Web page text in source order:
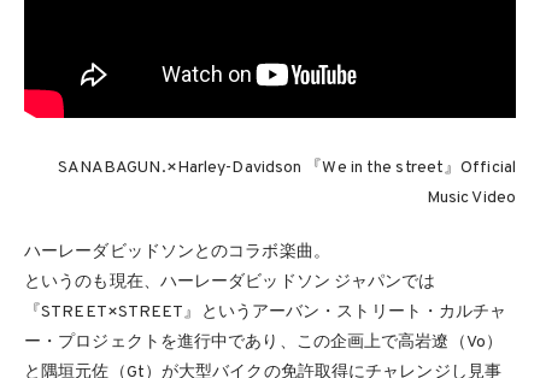
SANABAGUN.×Harley-Davidson 『We in the street』Official
Music Video
ハーレーダビッドソンとのコラボ楽曲。
というのも現在、ハーレーダビッドソン ジャパンでは
『STREET×STREET』というアーバン・ストリート・カルチャ
ー・プロジェクトを進行中であり、この企画上で高岩遼（Vo）
と隅垣元佐（Gt）が大型バイクの免許取得にチャレンジし見事